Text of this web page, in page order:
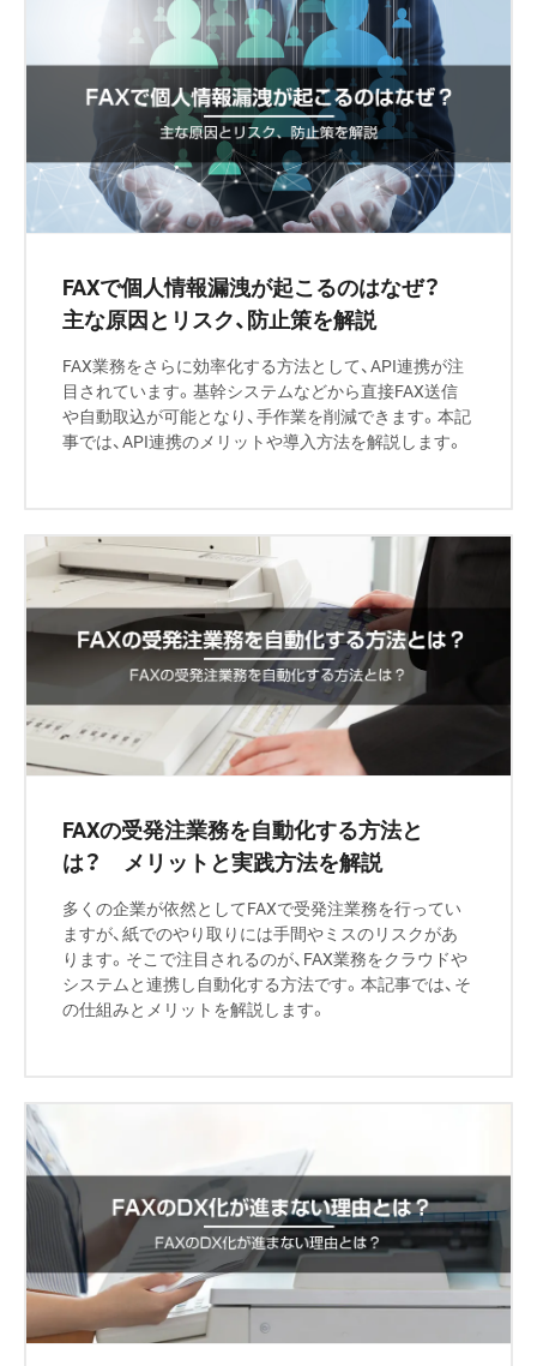
FAXで個人情報漏洩が起こるのはなぜ？
主な原因とリスク、防止策を解説
FAX業務をさらに効率化する方法として、API連携が注
目されています。基幹システムなどから直接FAX送信
や自動取込が可能となり、手作業を削減できます。本記
事では、API連携のメリットや導入方法を解説します。
FAXの受発注業務を自動化する方法と
は？ メリットと実践方法を解説
多くの企業が依然としてFAXで受発注業務を行ってい
ますが、紙でのやり取りには手間やミスのリスクがあ
ります。そこで注目されるのが、FAX業務をクラウドや
システムと連携し自動化する方法です。本記事では、そ
の仕組みとメリットを解説します。